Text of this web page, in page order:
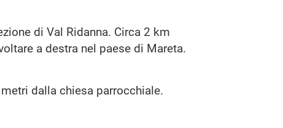
di Val Ridanna. Circa 2 km
a destra nel paese di Mareta.
dalla chiesa parrocchiale.